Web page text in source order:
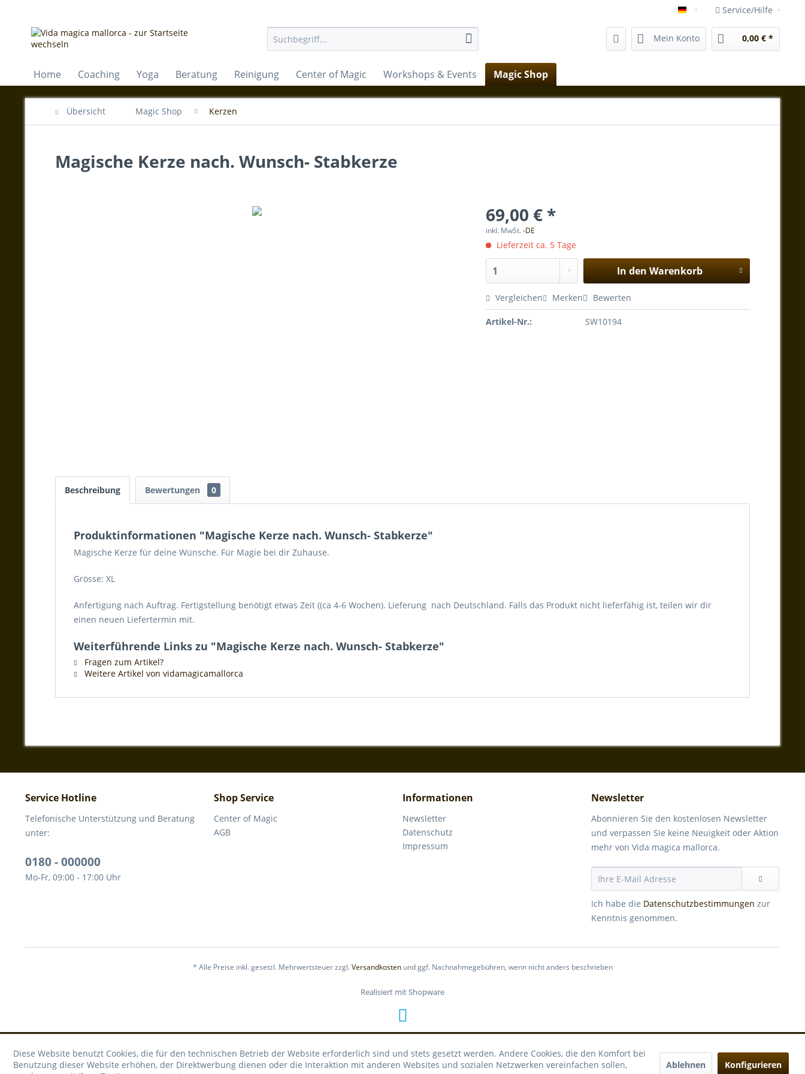
shop.vida-magica-
Service/Hilfe
Mein Konto 0,00 € *
Home Coaching Yoga Beratung Reinigung Center of Magic Workshops & Events Magic Shop
Übersicht Magic Shop Kerzen
Magische Kerze nach. Wunsch- Stabkerze
69,00 € *
inkl. MwSt.-DE
Lieferzeit ca. 5 Tage
In den Warenkorb
Vergleichen Merken Bewerten
Artikel-Nr.: SW10194
Beschreibung Bewertungen 0
Produktinformationen "Magische Kerze nach. Wunsch- Stabkerze"
Magische Kerze für deine Wünsche. Für Magie bei dir Zuhause.
Grösse: XL
Anfertigung nach Auftrag. Fertigstellung benötigt etwas Zeit ((ca 4-6 Wochen). Lieferung nach Deutschland. Falls das Produkt nicht lieferfähig ist, teilen wir dir
einen neuen Liefertermin mit.
Weiterführende Links zu "Magische Kerze nach. Wunsch- Stabkerze"
Fragen zum Artikel?
Weitere Artikel von vidamagicamallorca
Service Hotline
Telefonische Unterstützung und Beratung
unter:
0180 - 000000
Mo-Fr, 09:00 - 17:00 Uhr
Shop Service
Center of Magic
AGB
Informationen
Newsletter
Datenschutz
Impressum
Newsletter
Abonnieren Sie den kostenlosen Newsletter
und verpassen Sie keine Neuigkeit oder Aktion
mehr von Vida magica mallorca.
Ich habe die Datenschutzbestimmungen zur
Kenntnis genommen.
* Alle Preise inkl. gesetzl. Mehrwertsteuer zzgl.Versandkostenund ggf. Nachnahmegebühren, wenn nicht anders beschrieben
Realisiert mit Shopware
Diese Website benutzt Cookies, die für den technischen Betrieb der Website erforderlich sind und stets gesetzt werden. Andere Cookies, die den Komfort bei
Benutzung dieser Website erhöhen, der Direktwerbung dienen oder die Interaktion mit anderen Websites und sozialen Netzwerken vereinfachen sollen,
Ablehnen Konfigurieren